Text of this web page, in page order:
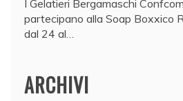
I Gelatieri Bergamaschi
partecipano alla Soap Boxxico
dal 24 al…
ARCHIVI